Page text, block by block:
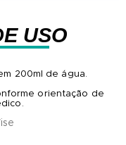
USO
200ml de água.
orientação de